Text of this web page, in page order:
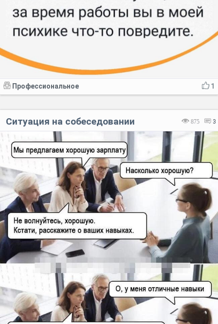
1
Профессиональное
875 3
Ситуация на собеседовании